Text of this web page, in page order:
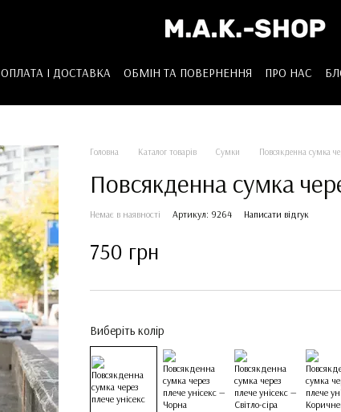
ОПЛАТА І ДОСТАВКА ОБМІН ТА ПОВЕРНЕННЯ ПРО НАС
Головна Каталог товарів Сумки Повсякденна сумка
Повсякденна сумка
Немає в наявності Артикул: 9264 Написати відгук
750 грн
Виберіть колір